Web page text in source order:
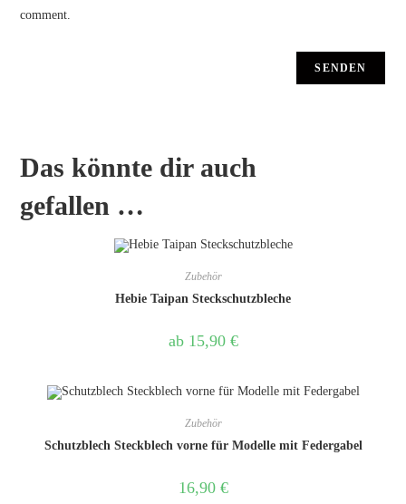
comment.
Das könnte dir auch
gefallen …
Zubehör
Hebie Taipan Steckschutzbleche
ab 15,90 €
Zubehör
Schutzblech Steckblech vorne für Modelle mit Federgabel
16,90 €